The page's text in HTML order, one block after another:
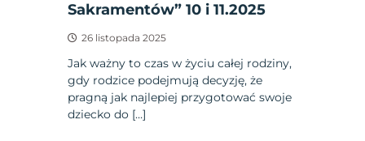
Sakramentów” 10 i 11.2025
26 listopada 2025
Jak ważny to czas w życiu całej rodziny,
gdy rodzice podejmują decyzję, że
pragną jak najlepiej przygotować swoje
dziecko do […]